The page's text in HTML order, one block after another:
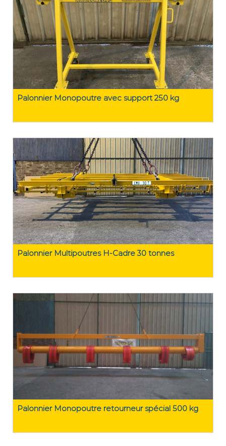
Palonnier Monopoutre avec support 250 kg
Palonnier Multipoutres H-Cadre 30 tonnes
Palonnier Monopoutre retourneur spécial 500 kg